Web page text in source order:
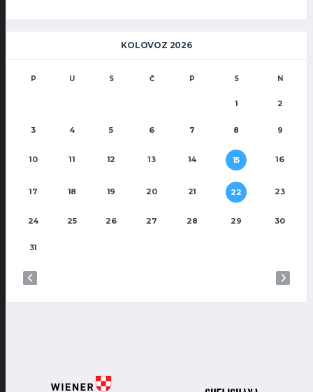
KOLOVOZ 2026
P U S Č P S N
1 2
3 4 5 6 7 8 9
10 11 12 13 14 15 16
17 18 19 20 21 22 23
24 25 26 27 28 29 30
31